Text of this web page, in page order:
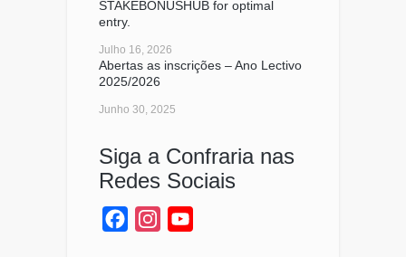
STAKEBONUSHUB for optimal
entry.
Julho 16, 2026
Abertas as inscrições – Ano Lectivo
2025/2026
Junho 30, 2025
Siga a Confraria nas
Redes Sociais
FacebookInstagram